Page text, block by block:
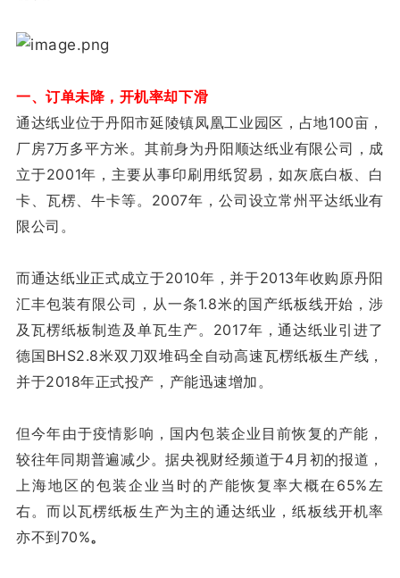
一、订单未降，开机率却下滑
通达纸业位于丹阳市延陵镇凤凰工业园区，占地100亩，
厂房7万多平方米。其前身为丹阳顺达纸业有限公司，成
立于2001年，主要从事印刷用纸贸易，如灰底白板、白
卡、瓦楞、牛卡等。2007年，公司设立常州平达纸业有
限公司。
而通达纸业正式成立于2010年，并于2013年收购原丹阳
汇丰包装有限公司，从一条1.8米的国产纸板线开始，涉
及瓦楞纸板制造及单瓦生产。2017年，通达纸业引进了
德国BHS2.8米双刀双堆码全自动高速瓦楞纸板生产线，
并于2018年正式投产，产能迅速增加。
但今年由于疫情影响，国内包装企业目前恢复的产能，
较往年同期普遍减少。据央视财经频道于4月初的报道，
上海地区的包装企业当时的产能恢复率大概在65%左
右。而以瓦楞纸板生产为主的通达纸业，纸板线开机率
亦不到70%。